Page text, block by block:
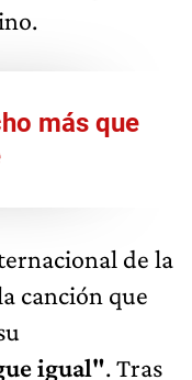
más que
de la
canción que
igual". Tras